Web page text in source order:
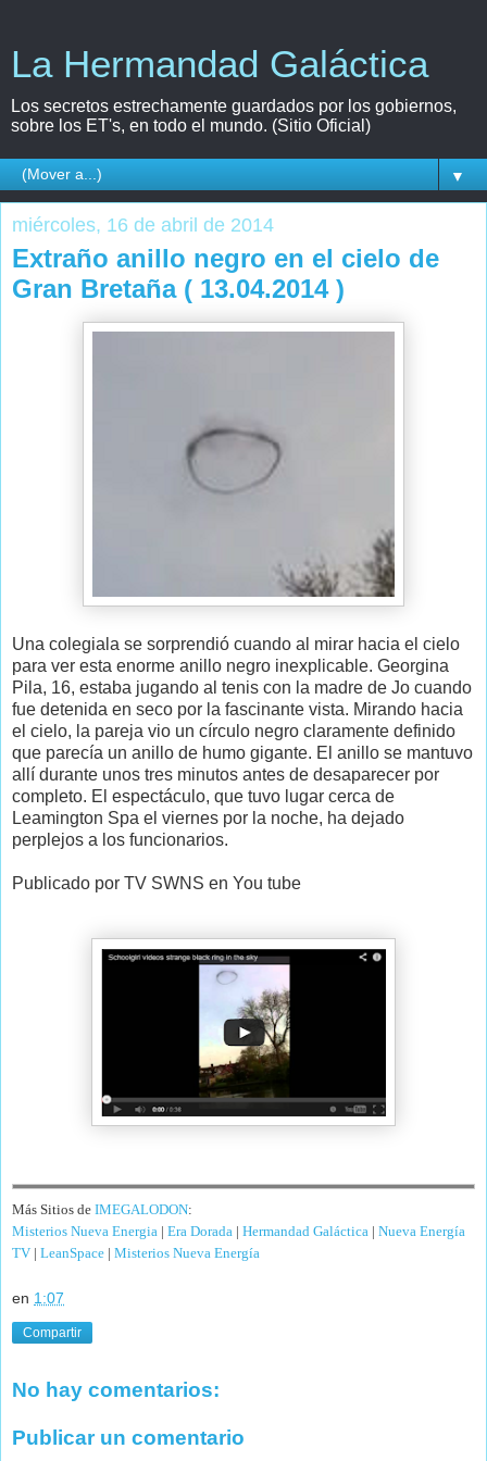
La Hermandad Galáctica
Los secretos estrechamente guardados por los gobiernos,
sobre los ET's, en todo el mundo. (Sitio Oficial)
▼
miércoles, 16 de abril de 2014
Extraño anillo negro en el cielo de
Gran Bretaña ( 13.04.2014 )
Una colegiala se sorprendió cuando al mirar hacia el cielo
para ver esta enorme anillo negro inexplicable. Georgina
Pila, 16, estaba jugando al tenis con la madre de Jo cuando
fue detenida en seco por la fascinante vista. Mirando hacia
el cielo, la pareja vio un círculo negro claramente definido
que parecía un anillo de humo gigante. El anillo se mantuvo
allí durante unos tres minutos antes de desaparecer por
completo. El espectáculo, que tuvo lugar cerca de
Leamington Spa el viernes por la noche, ha dejado
perplejos a los funcionarios.
Publicado por TV SWNS en You tube
Más Sitios de IMEGALODON:
Misterios Nueva Energia | Era Dorada | Hermandad Galáctica | Nueva Energía
TV | LeanSpace | Misterios Nueva Energía
en 1:07
Compartir
No hay comentarios:
Publicar un comentario